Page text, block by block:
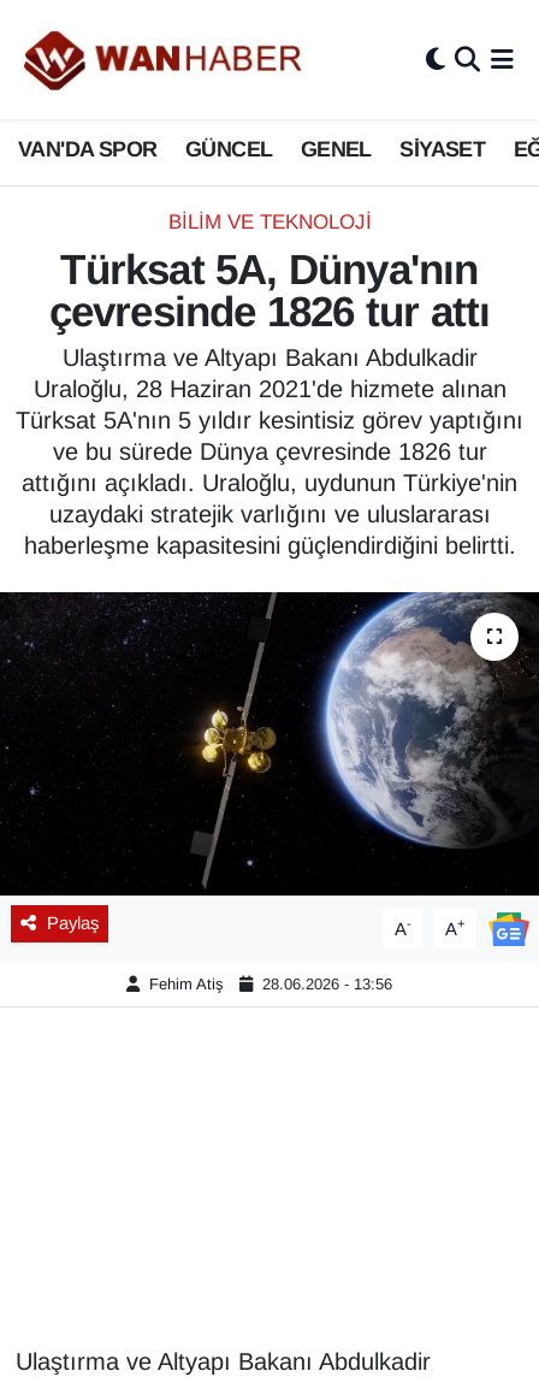
VAN'DA SPOR GÜNCEL GENEL SİYASET
BİLİM VE TEKNOLOJİ
Türksat 5A, Dünya'nın
çevresinde 1826 tur attı
Ulaştırma ve Altyapı Bakanı Abdulkadir
Uraloğlu, 28 Haziran 2021'de hizmete alınan
Türksat 5A'nın 5 yıldır kesintisiz görev yaptığını
ve bu sürede Dünya çevresinde 1826 tur
attığını açıkladı. Uraloğlu, uydunun Türkiye'nin
uzaydaki stratejik varlığını ve uluslararası
haberleşme kapasitesini güçlendirdiğini belirtti.
Paylaş A- A+
Fehim Atiş 28.06.2026 - 13:56
Ulaştırma ve Altyapı Bakanı Abdulkadir
3.SAYFA
ASAYİŞ
BİLİM VE TEKNOLOJİ
Biyografi
Bölge Haberleri
ÇEVRE
Deprem
Dernekler, Odalar
DÜNYA
EĞİTİM
EKONOMİ
Eleman
Emlak
En çok konuşulanlar
GENEL
Van Nöbetçi Eczaneler
Van Hava Durumu
Van Namaz Vakitleri
Van Trafik Yoğunluk Haritası
Süper Lig Puan Durumu ve Fikstür
Tüm Manşetler
Son Dakika Haberleri
Haber Arşivi